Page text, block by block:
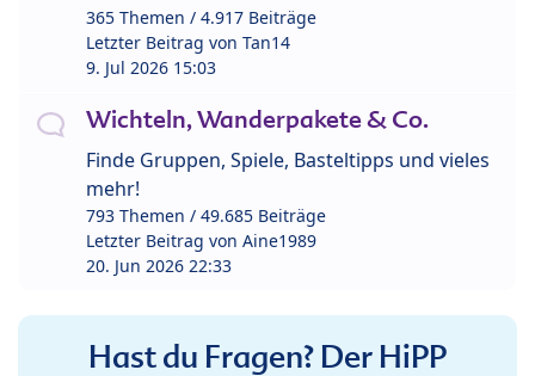
365 Themen / 4.917 Beiträge
Letzter Beitrag von Tan14
9. Jul 2026 15:03
Wichteln, Wanderpakete & Co.
Finde Gruppen, Spiele, Basteltipps und vieles
mehr!
793 Themen / 49.685 Beiträge
Letzter Beitrag von Aine1989
20. Jun 2026 22:33
Hast du Fragen? Der HiPP